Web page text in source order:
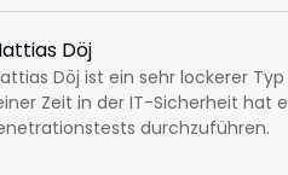
Döj
Döj ist ein sehr lockerer
Zeit in der IT-Sicherheit hat
durchzuführen.